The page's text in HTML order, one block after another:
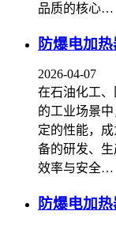
品质的核心…
防爆电加
2026-04-07
在石油化工
的工业场景
定的性能，
备的研发、
效率与安全…
防爆电加